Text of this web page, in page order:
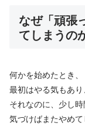
なぜ「頑張
てしまうの
何かを始めたとき、
最初はやる気もあ
それなのに、少し時
気づけばまたやめ